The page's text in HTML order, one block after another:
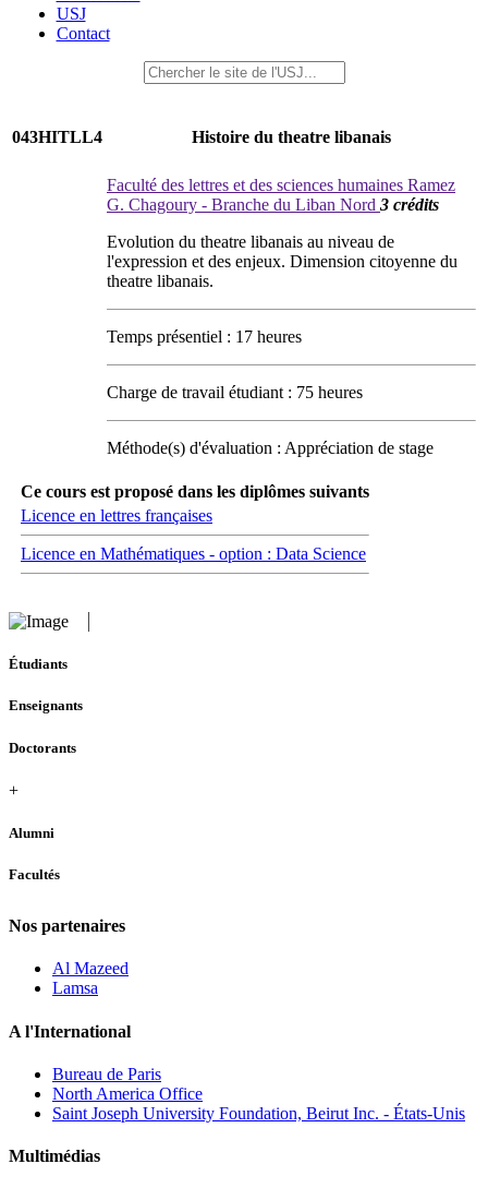
USJ
Contact
043HITLL4 Histoire du theatre libanais
Faculté des lettres et des sciences humaines Ramez
G. Chagoury - Branche du Liban Nord 3 crédits
Evolution du theatre libanais au niveau de
l'expression et des enjeux. Dimension citoyenne du
theatre libanais.
Temps présentiel : 17 heures
Charge de travail étudiant : 75 heures
Méthode(s) d'évaluation : Appréciation de stage
Ce cours est proposé dans les diplômes suivants
Licence en lettres françaises
Licence en Mathématiques - option : Data Science
Étudiants
Enseignants
Doctorants
+
Alumni
Facultés
Nos partenaires
Al Mazeed
Lamsa
A l'International
Bureau de Paris
North America Office
Saint Joseph University Foundation, Beirut Inc. - États-Unis
Multimédias